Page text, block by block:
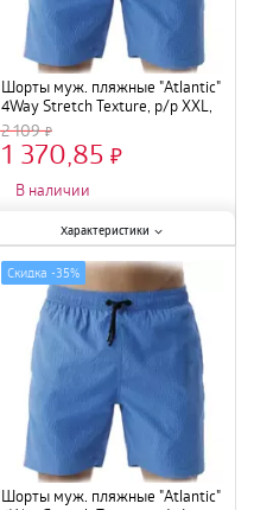
Характеристики:
Размер:XXL;
Шорты муж. пляжные "Atlantic"
4Way Stretch Texture, р/р XXL,
зеленый, KMB-226
2 109
1 370,85
В наличии
Характеристики
Шорты муж. пляжные "Atlantic"
Скидка -35%